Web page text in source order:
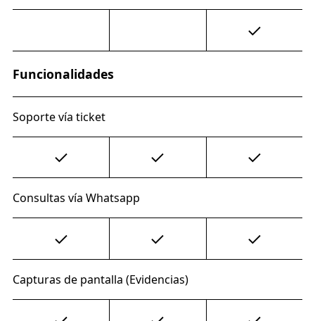
Funcionalidades
Soporte vía ticket
Consultas vía Whatsapp
Capturas de pantalla (Evidencias)